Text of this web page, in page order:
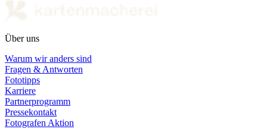
Über uns
Warum wir anders sind
Fragen & Antworten
Fototipps
Karriere
Partnerprogramm
Pressekontakt
Fotografen Aktion